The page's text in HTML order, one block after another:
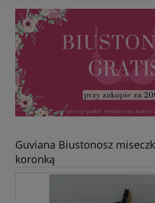
Guviana Biustonosz
koronką